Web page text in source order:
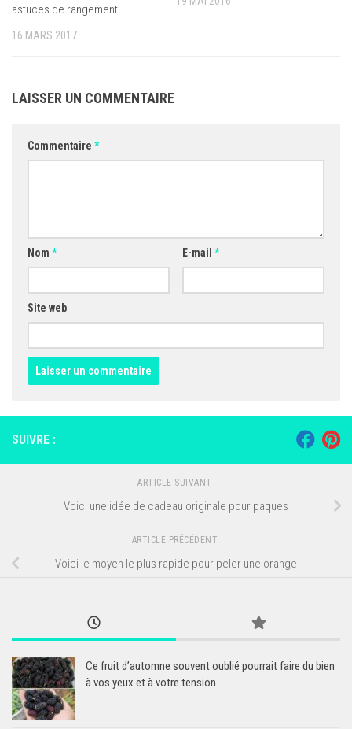
astuces de rangement
16 MARS 2017
LAISSER UN COMMENTAIRE
Commentaire *
Nom * E-mail *
Site web
SUIVRE :
ARTICLE SUIVANT
Voici une idée de cadeau originale pour paques
ARTICLE PRÉCÉDENT
Voici le moyen le plus rapide pour peler une orange
Ce fruit d’automne souvent oublié pourrait faire du bien
à vos yeux et à votre tension